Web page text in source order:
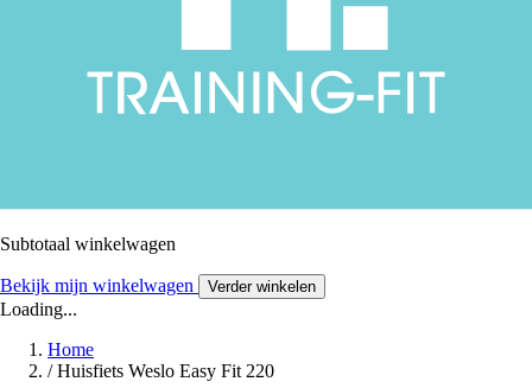
Subtotaal winkelwagen
Bekijk mijn winkelwagen Verder winkelen
Loading...
Home
/ Huisfiets Weslo Easy Fit 220